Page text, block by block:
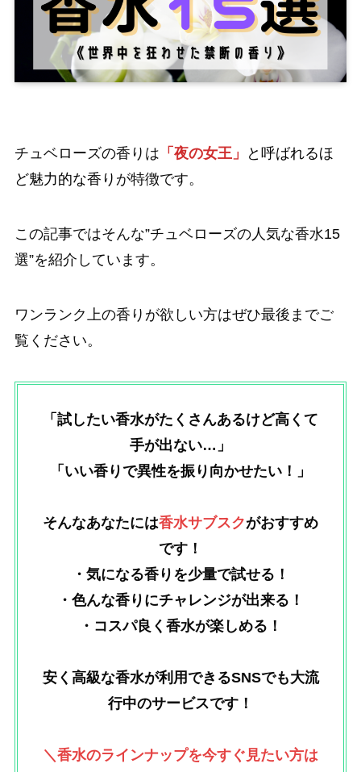
チュベローズの香りは 「夜の女王」
と呼ばれるほ
ど魅力的な香り が特徴です。
この記事ではそんな”チュベローズの人気な香水15
選”を紹介しています。
ワンランク上の香りが欲しい方はぜひ最後までご
覧ください。
「試したい香水がたくさんあるけど高くて
手が出ない…」
「いい香りで異性を振り向かせたい！」
そんなあなたには香水サブスクがおすすめ
です！
・気になる香りを少量で試せる！
・色んな香りにチャレンジが出来る！
・コスパ良く香水が楽しめる！
安く高級な香水が利用できるSNSでも大流
行中のサービスです！
＼香水のラインナップを今すぐ見たい方は